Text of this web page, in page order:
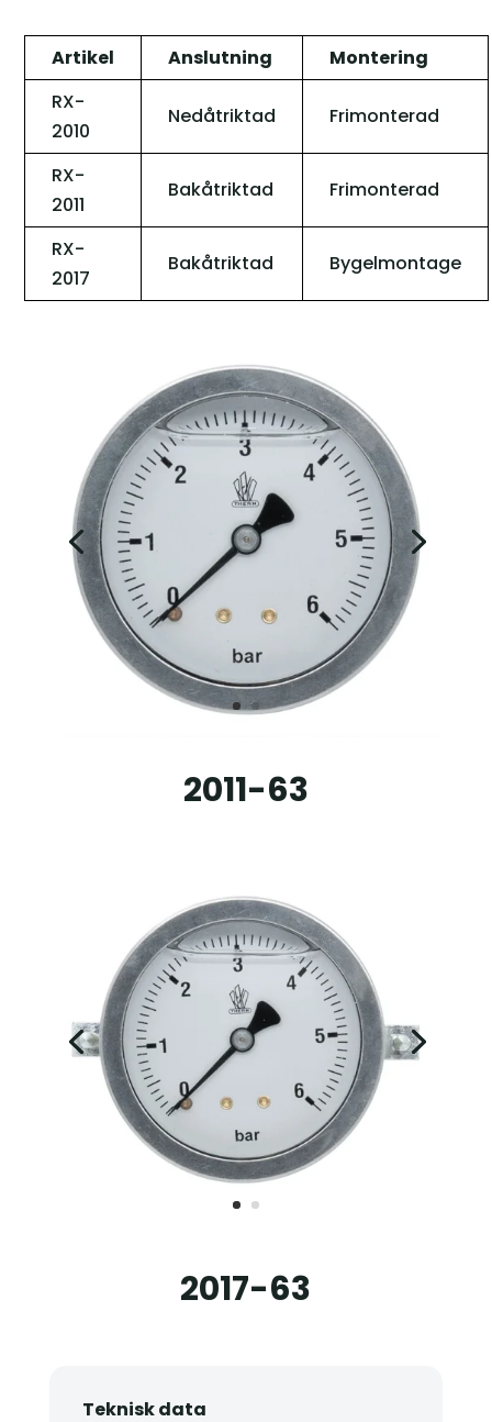
Artikel Anslutning
Montering
RX-
2010
Nedåtriktad Frimonterad
RX-
2011
Bakåtriktad Frimonterad
RX-
2017
Bakåtriktad Bygelmontage
2011-63
2017-63
Teknisk data